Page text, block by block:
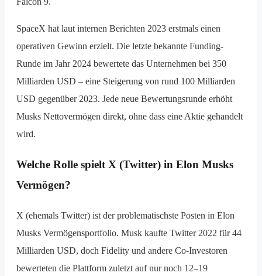
SpaceX hat laut internen Berichten 2023 erstmals einen
operativen Gewinn erzielt. Die letzte bekannte Funding-
Runde im Jahr 2024 bewertete das Unternehmen bei 350
Milliarden USD – eine Steigerung von rund 100 Milliarden
USD gegenüber 2023. Jede neue Bewertungsrunde erhöht
Musks Nettovermögen direkt, ohne dass eine Aktie gehandelt
wird.
Welche Rolle spielt X (Twitter) in Elon Musks
Vermögen?
X (ehemals Twitter) ist der problematischste Posten in Elon
Musks Vermögensportfolio. Musk kaufte Twitter 2022 für 44
Milliarden USD, doch Fidelity und andere Co-Investoren
bewerteten die Plattform zuletzt auf nur noch 12–19